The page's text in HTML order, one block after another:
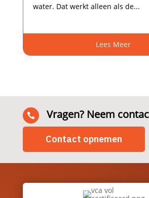
water.​ Dat werkt alleen als de...
Lees Meer
 Vragen? Neem
Contact opnemen